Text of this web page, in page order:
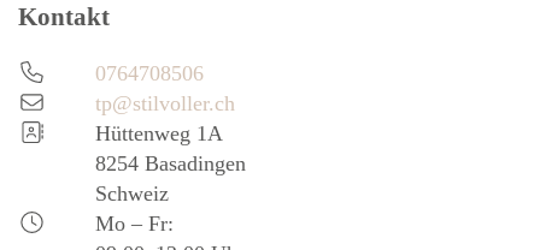
Kontakt
0764708506
tp@stilvoller.ch
Hüttenweg 1A
8254 Basadingen
Schweiz
Mo – Fr: